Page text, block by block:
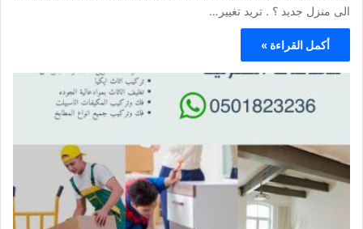
الى منزل جديد ؟ . تريد تغيير…
أكمل القراءة »